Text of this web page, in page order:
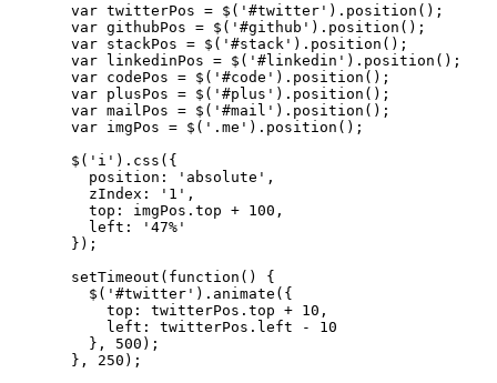
  var twitterPos = $('#twitter').position();
  var githubPos = $('#github').position();
  var stackPos = $('#stack').position();
  var linkedinPos = $('#linkedin').position();
  var codePos = $('#code').position();
  var plusPos = $('#plus').position();
  var mailPos = $('#mail').position();
  var imgPos = $('.me').position();
  $('i').css({
    position: 'absolute',
    zIndex: '1',
    top: imgPos.top + 100,
    left: '47%'
  });
  setTimeout(function() {
    $('#twitter').animate({
      top: twitterPos.top + 10,
      left: twitterPos.left - 10
    }, 500);
  }, 250);